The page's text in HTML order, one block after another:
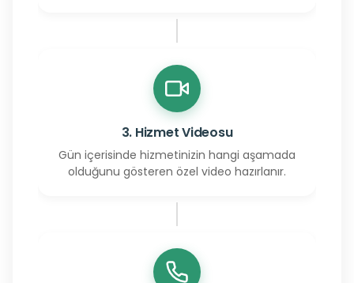
3. Hizmet Videosu
Gün içerisinde hizmetinizin hangi aşamada
olduğunu gösteren özel video hazırlanır.